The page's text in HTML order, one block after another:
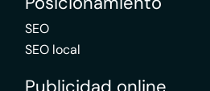
SEO
SEO local